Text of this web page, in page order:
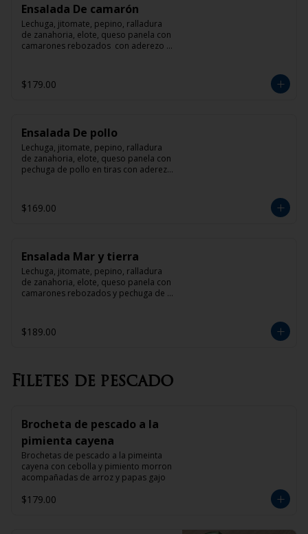
Ensalada De camarón
Lechuga, jitomate, pepino, ralladura
de zanahoria, elote, queso panela con
camarones rebozados  con aderezo
$179.00
Ensalada De pollo
Lechuga, jitomate, pepino, ralladura
de zanahoria, elote, queso panela con
pechuga de pollo en tiras con aderezo
$169.00
Ensalada Mar y tierra
Lechuga, jitomate, pepino, ralladura
de zanahoria, elote, queso panela con
camarones rebozados y pechuga de
$189.00
Filetes de pescado
Brocheta de pescado a la
pimienta cayena
Brochetas de pescado a la pimeinta
cayena con cebolla y pimiento morron
acompañadas de arroz y papas gajo
$179.00